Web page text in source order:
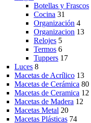
Botellas y Frascos
Cocina 31
Organización 4
Organizacion 13
Relojes 5
Termos 6
Tuppers 17
Luces 8
Macetas de Acrílico 13
Macetas de Cerámica 80
Macetas de Ceramica 12
Macetas de Madera 12
Macetas Metal 20
Macetas Plásticas 74